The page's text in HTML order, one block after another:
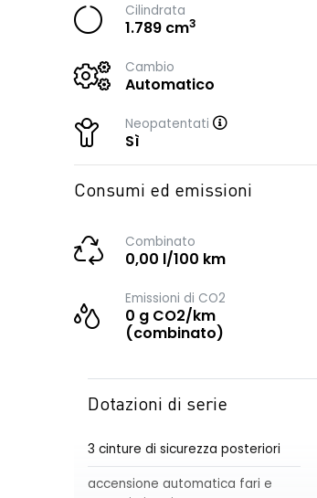
Cilindrata
1.789 cm3
Cambio
Automatico
Neopatentati
Sì
Consumi ed emissioni
Combinato
0,00 l/100 km
Emissioni di CO2
0 g CO2/km
(combinato)
Dotazioni di serie
3 cinture di sicurezza posteriori
accensione automatica fari e